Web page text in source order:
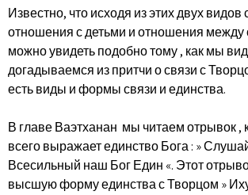
Известно, что исходя из этих двух видов
отношения с детьми и отношения между
можно увидеть подобно тому , как мы
догадываемся из притчи о связи с
есть виды и формы связи и единства.
В главе Ваэтханан мы читаем отрывок ,
всего выражает единство Бога : »
Всесильный наш Бог Един «. Этот
высшую форму единства с Творцом »